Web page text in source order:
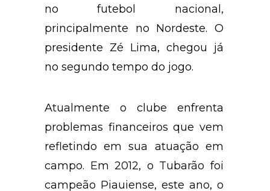
no futebol nacional,
principalmente no Nordeste. O
presidente Zé Lima, chegou já
no segundo tempo do jogo.
Atualmente o clube enfrenta
problemas financeiros que vem
refletindo em sua atuação em
campo. Em 2012, o Tubarão foi
campeão Piauiense, este ano, o